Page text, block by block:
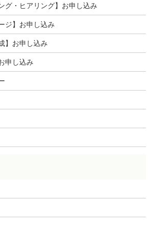
グ・ヒアリング】お申し込み
ジ】お申し込み
】お申し込み
申し込み